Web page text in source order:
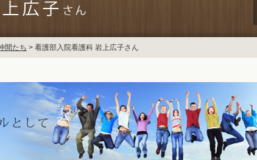
間たち > 看護部入院看護科 岩上広子さん